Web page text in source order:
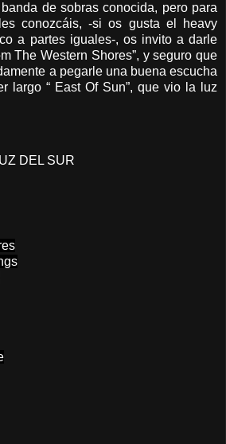
de sobras conocida, pero para
conozcáis, -si os gusta el heavy
a partes iguales-, os invito a darle
The Western Shores”, y seguro que
a pegarle una buena escucha
largo “ East Of Sun”, que vio la luz
DEL SUR